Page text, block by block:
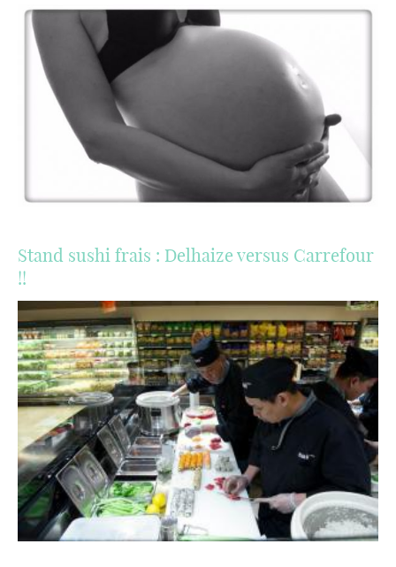
Stand sushi frais : Delhaize versus Carrefour
!!